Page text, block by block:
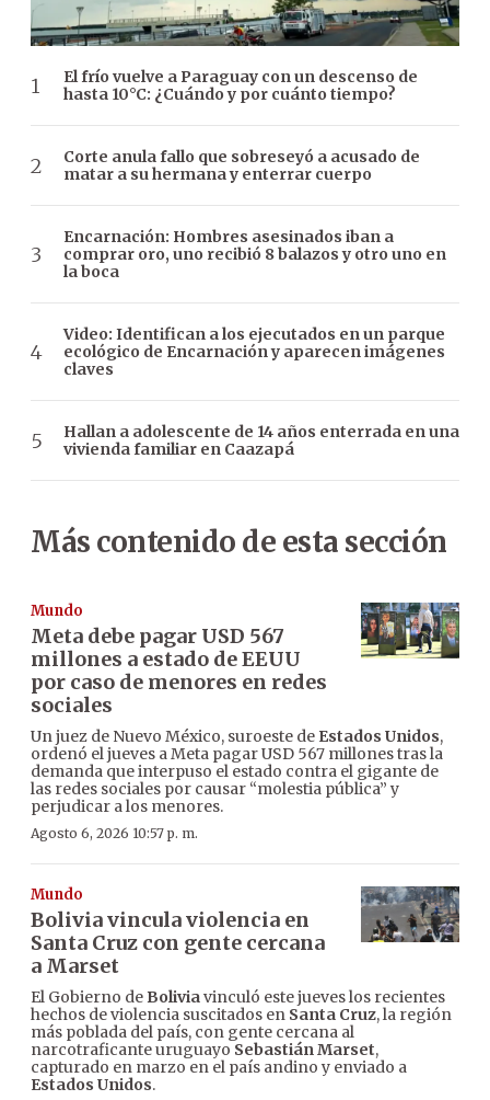
El frío vuelve a Paraguay con un descenso de
hasta 10°C: ¿Cuándo y por cuánto tiempo?
Corte anula fallo que sobreseyó a acusado de
matar a su hermana y enterrar cuerpo
Encarnación: Hombres asesinados iban a
comprar oro, uno recibió 8 balazos y otro uno en
la boca
Video: Identifican a los ejecutados en un parque
ecológico de Encarnación y aparecen imágenes
claves
Hallan a adolescente de 14 años enterrada en una
vivienda familiar en Caazapá
Más contenido de esta sección
Mundo
Meta debe pagar USD 567
millones a estado de EEUU
por caso de menores en redes
sociales
Un juez de Nuevo México, suroeste de Estados Unidos,
ordenó el jueves a Meta pagar USD 567 millones tras la
demanda que interpuso el estado contra el gigante de
las redes sociales por causar “molestia pública” y
perjudicar a los menores.
Agosto 6, 2026 10:57 p. m.
Mundo
Bolivia vincula violencia en
Santa Cruz con gente cercana
a Marset
El Gobierno de Boliviavinculó este jueves los recientes
hechos de violencia suscitados en Santa Cruz, la región
más poblada del país, con gente cercana al
narcotraficante uruguayo Sebastián Marset,
capturado en marzo en el país andino y enviado a
Estados Unidos.